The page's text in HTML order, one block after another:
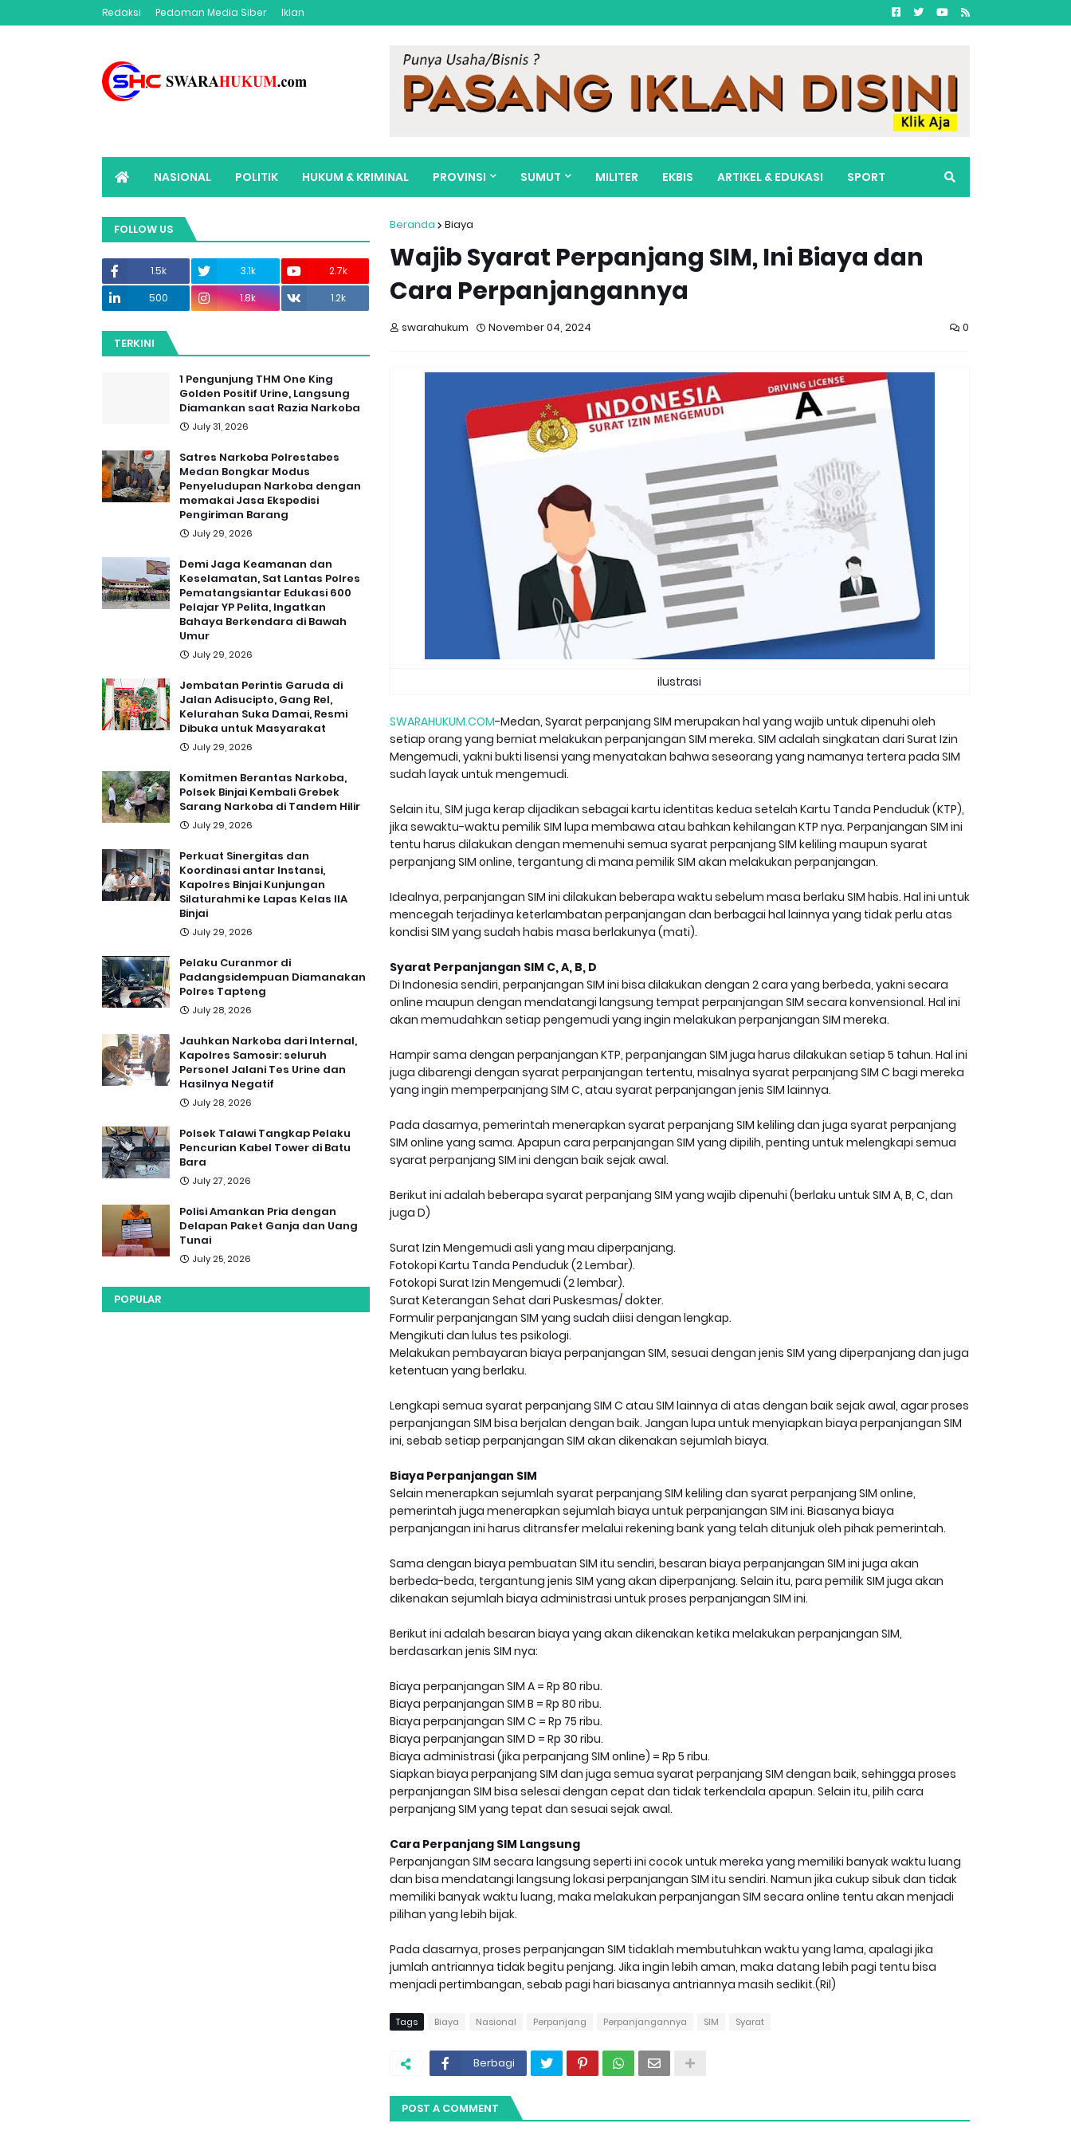
Redaksi Pedoman Media Siber Iklan
NASIONAL POLITIK HUKUM & KRIMINAL PROVINSI SUMUT MILITER EKBIS ARTIKEL & EDUKASI SPORT
ADVERTORIAL Beranda Biaya
Wajib Syarat Perpanjang SIM, Ini Biaya dan
Cara Perpanjangannya
swarahukum November 04, 2024 0
ilustrasi
SWARAHUKUM.COM-Medan, Syarat perpanjang SIM merupakan hal yang wajib untuk dipenuhi oleh
setiap orang yang berniat melakukan perpanjangan SIM mereka. SIM adalah singkatan dari Surat Izin
Mengemudi, yakni bukti lisensi yang menyatakan bahwa seseorang yang namanya tertera pada SIM
sudah layak untuk mengemudi.
Selain itu, SIM juga kerap dijadikan sebagai kartu identitas kedua setelah Kartu Tanda Penduduk (KTP),
jika sewaktu-waktu pemilik SIM lupa membawa atau bahkan kehilangan KTP nya. Perpanjangan SIM ini
tentu harus dilakukan dengan memenuhi semua syarat perpanjang SIM keliling maupun syarat
perpanjang SIM online, tergantung di mana pemilik SIM akan melakukan perpanjangan.
Idealnya, perpanjangan SIM ini dilakukan beberapa waktu sebelum masa berlaku SIM habis. Hal ini untuk
mencegah terjadinya keterlambatan perpanjangan dan berbagai hal lainnya yang tidak perlu atas
kondisi SIM yang sudah habis masa berlakunya (mati).
Syarat Perpanjangan SIM C, A, B, D
Di Indonesia sendiri, perpanjangan SIM ini bisa dilakukan dengan 2 cara yang berbeda, yakni secara
online maupun dengan mendatangi langsung tempat perpanjangan SIM secara konvensional. Hal ini
akan memudahkan setiap pengemudi yang ingin melakukan perpanjangan SIM mereka.
Hampir sama dengan perpanjangan KTP, perpanjangan SIM juga harus dilakukan setiap 5 tahun. Hal ini
juga dibarengi dengan syarat perpanjangan tertentu, misalnya syarat perpanjang SIM C bagi mereka
yang ingin memperpanjang SIM C, atau syarat perpanjangan jenis SIM lainnya.
Pada dasarnya, pemerintah menerapkan syarat perpanjang SIM keliling dan juga syarat perpanjang
SIM online yang sama. Apapun cara perpanjangan SIM yang dipilih, penting untuk melengkapi semua
syarat perpanjang SIM ini dengan baik sejak awal.
Berikut ini adalah beberapa syarat perpanjang SIM yang wajib dipenuhi (berlaku untuk SIM A, B, C, dan
juga D)
Surat Izin Mengemudi asli yang mau diperpanjang.
Fotokopi Kartu Tanda Penduduk (2 Lembar).
Fotokopi Surat Izin Mengemudi (2 lembar).
Surat Keterangan Sehat dari Puskesmas/ dokter.
Formulir perpanjangan SIM yang sudah diisi dengan lengkap.
Mengikuti dan lulus tes psikologi.
Melakukan pembayaran biaya perpanjangan SIM, sesuai dengan jenis SIM yang diperpanjang dan juga
ketentuan yang berlaku.
Lengkapi semua syarat perpanjang SIM C atau SIM lainnya di atas dengan baik sejak awal, agar proses
perpanjangan SIM bisa berjalan dengan baik. Jangan lupa untuk menyiapkan biaya perpanjangan SIM
ini, sebab setiap perpanjangan SIM akan dikenakan sejumlah biaya.
Biaya Perpanjangan SIM
Selain menerapkan sejumlah syarat perpanjang SIM keliling dan syarat perpanjang SIM online,
pemerintah juga menerapkan sejumlah biaya untuk perpanjangan SIM ini. Biasanya biaya
perpanjangan ini harus ditransfer melalui rekening bank yang telah ditunjuk oleh pihak pemerintah.
Sama dengan biaya pembuatan SIM itu sendiri, besaran biaya perpanjangan SIM ini juga akan
berbeda-beda, tergantung jenis SIM yang akan diperpanjang. Selain itu, para pemilik SIM juga akan
dikenakan sejumlah biaya administrasi untuk proses perpanjangan SIM ini.
Berikut ini adalah besaran biaya yang akan dikenakan ketika melakukan perpanjangan SIM,
berdasarkan jenis SIM nya:
Biaya perpanjangan SIM A = Rp 80 ribu.
Biaya perpanjangan SIM B = Rp 80 ribu.
Biaya perpanjangan SIM C = Rp 75 ribu.
Biaya perpanjangan SIM D = Rp 30 ribu.
Biaya administrasi (jika perpanjang SIM online) = Rp 5 ribu.
Siapkan biaya perpanjang SIM dan juga semua syarat perpanjang SIM dengan baik, sehingga proses
perpanjangan SIM bisa selesai dengan cepat dan tidak terkendala apapun. Selain itu, pilih cara
perpanjang SIM yang tepat dan sesuai sejak awal.
Cara Perpanjang SIM Langsung
Perpanjangan SIM secara langsung seperti ini cocok untuk mereka yang memiliki banyak waktu luang
dan bisa mendatangi langsung lokasi perpanjangan SIM itu sendiri. Namun jika cukup sibuk dan tidak
memiliki banyak waktu luang, maka melakukan perpanjangan SIM secara online tentu akan menjadi
pilihan yang lebih bijak.
Pada dasarnya, proses perpanjangan SIM tidaklah membutuhkan waktu yang lama, apalagi jika
jumlah antriannya tidak begitu penjang. Jika ingin lebih aman, maka datang lebih pagi tentu bisa
menjadi pertimbangan, sebab pagi hari biasanya antriannya masih sedikit.(Ril)
Tags Biaya Nasional Perpanjang Perpanjangannya SIM Syarat
Berbagi
POST A COMMENT
FOLLOW US
1.5k 3.1k
2.7k
500
1.8k 1.2k
TERKINI
1 Pengunjung THM One King
Golden Positif Urine, Langsung
Diamankan saat Razia Narkoba
July 31, 2026
Satres Narkoba Polrestabes
Medan Bongkar Modus
Penyeludupan Narkoba dengan
memakai Jasa Ekspedisi
Pengiriman Barang
July 29, 2026
Demi Jaga Keamanan dan
Keselamatan, Sat Lantas Polres
Pematangsiantar Edukasi 600
Pelajar YP Pelita, Ingatkan
Bahaya Berkendara di Bawah
Umur
July 29, 2026
Jembatan Perintis Garuda di
Jalan Adisucipto, Gang Rel,
Kelurahan Suka Damai, Resmi
Dibuka untuk Masyarakat
July 29, 2026
Komitmen Berantas Narkoba,
Polsek Binjai Kembali Grebek
Sarang Narkoba di Tandem Hilir
July 29, 2026
Perkuat Sinergitas dan
Koordinasi antar Instansi,
Kapolres Binjai Kunjungan
Silaturahmi ke Lapas Kelas IIA
Binjai
July 29, 2026
Pelaku Curanmor di
Padangsidempuan Diamanakan
Polres Tapteng
July 28, 2026
Jauhkan Narkoba dari Internal,
Kapolres Samosir: seluruh
Personel Jalani Tes Urine dan
Hasilnya Negatif
July 28, 2026
Polsek Talawi Tangkap Pelaku
Pencurian Kabel Tower di Batu
Bara
July 27, 2026
Polisi Amankan Pria dengan
Delapan Paket Ganja dan Uang
Tunai
July 25, 2026
POPULAR